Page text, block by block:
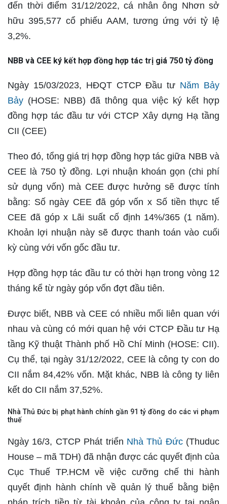
đến thời điểm 31/12/2022, cá nhân ông Nhơn sở
hữu 395,577 cổ phiếu AAM, tương ứng với tỷ lệ
3,2%.
NBB và CEE ký kết hợp đồng hợp tác trị giá 750 tỷ đồng
Ngày 15/03/2023, HĐQT CTCP Đầu tư Năm Bảy
Bảy (HOSE: NBB) đã thông qua việc ký kết hợp
đồng hợp tác đầu tư với CTCP Xây dựng Hạ tầng
CII (CEE)
Theo đó, tổng giá trị hợp đồng hợp tác giữa NBB và
CEE là 750 tỷ đồng. Lợi nhuận khoán gọn (chi phí
sử dụng vốn) mà CEE được hưởng sẽ được tính
bằng: Số ngày CEE đã góp vốn x Số tiền thực tế
CEE đã góp x Lãi suất cố định 14%/365 (1 năm).
Khoản lợi nhuận này sẽ được thanh toán vào cuối
kỳ cùng với vốn gốc đầu tư.
Hợp đồng hợp tác đầu tư có thời hạn trong vòng 12
tháng kể từ ngày góp vốn đợt đầu tiên.
Được biết, NBB và CEE có nhiều mối liên quan với
nhau và cùng có mới quan hệ với CTCP Đầu tư Hạ
tầng Kỹ thuật Thành phố Hồ Chí Minh (HOSE: CII).
Cụ thể, tại ngày 31/12/2022, CEE là công ty con do
CII nắm 84,42% vốn. Mặt khác, NBB là công ty liên
kết do CII nắm 37,52%.
Nhà Thủ Đức bị phạt hành chính gần 91 tỷ đồng do các vi phạm
thuế
Ngày 16/3, CTCP Phát triển Nhà Thủ Đức(Thuduc
House – mã TDH) đã nhận được các quyết định của
Cục Thuế TP.HCM về việc cưỡng chế thi hành
quyết định hành chính về quản lý thuế bằng biện